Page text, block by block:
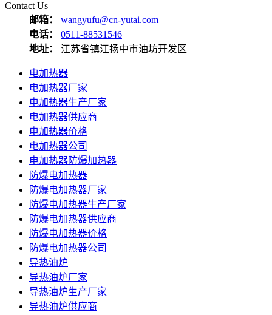
Contact Us
邮箱：
wangyufu@cn-yutai.com
电话：
0511-88531546
地址：
江苏省镇江扬中市油坊开发区
电加热器
电加热器厂家
电加热器生产厂家
电加热器供应商
电加热器价格
电加热器公司
电加热器防爆加热器
防爆电加热器
防爆电加热器厂家
防爆电加热器生产厂家
防爆电加热器供应商
防爆电加热器价格
防爆电加热器公司
导热油炉
导热油炉厂家
导热油炉生产厂家
导热油炉供应商